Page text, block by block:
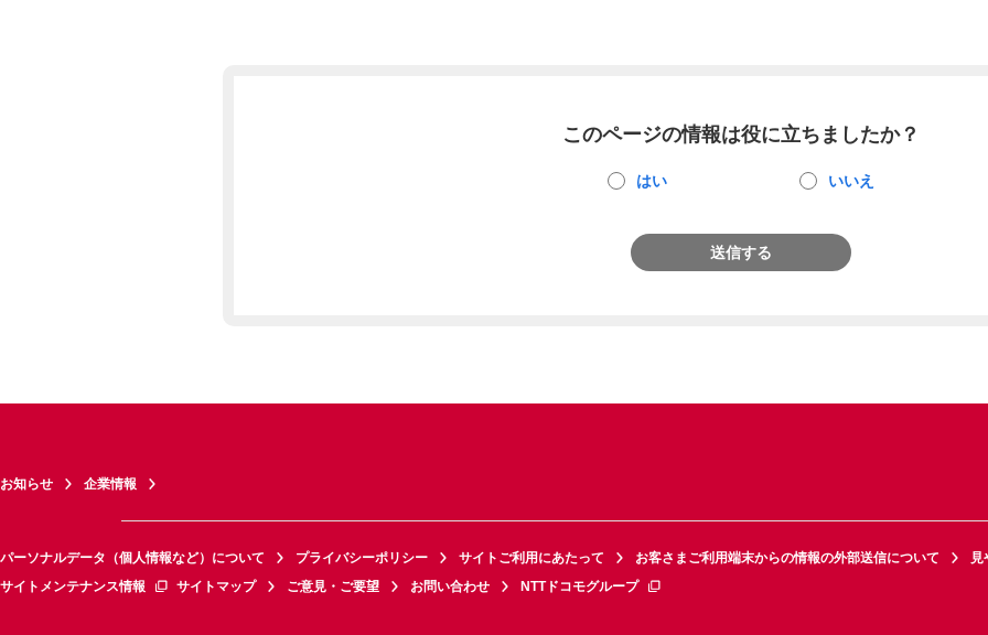
このページの情報は役に立ちましたか？
はい いいえ
送信する
お知らせ 企業情報
パーソナルデータ（個人情報など）について プライバシーポリシー サイトご利用にあたって お客さまご利用端末からの情報の外部送信について
見
サイトメンテナンス情報
サイトマップ ご意見・ご要望 お問い合わせ NTTドコモグループ